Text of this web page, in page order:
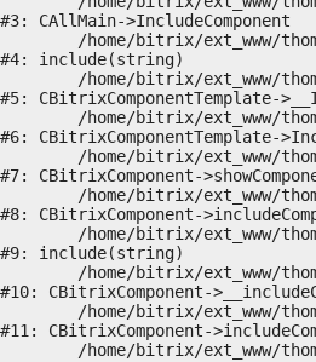
#3: CAllMain->IncludeComponent
#4: include(string)
#5: CBitrixComponentTemplate-
#6: CBitrixComponentTemplate-
#7: CBitrixComponent-
#8: CBitrixComponent-
#9: include(string)
#10: CBitrixComponent-
#11: CBitrixComponent-